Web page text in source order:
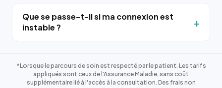
Que se passe-t-il si ma connexion est
instable ?
*Lorsque le parcours de soin est respecté par le patient. Les tarifs
appliqués sont ceux de l'Assurance Maladie, sans coût
supplémentaire lié à l'accès à la consultation. Des frais non